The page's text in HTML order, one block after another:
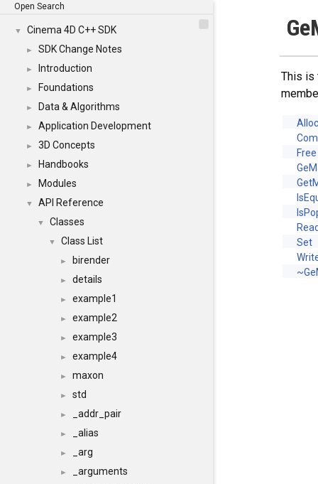
Open Search
▼ Cinema 4D C++ SDK
► SDK Change Notes
► Introduction
► Foundations
► Data & Algorithms
► Application Development
► 3D Concepts
► Handbooks
► Modules
▼ API Reference
▼ Classes
▼ Class List
► birender
► details
► example1
► example2
► example3
► example4
► maxon
► std
► _addr_pair
► _alias
► _arg
► _arguments
This
Free
Set